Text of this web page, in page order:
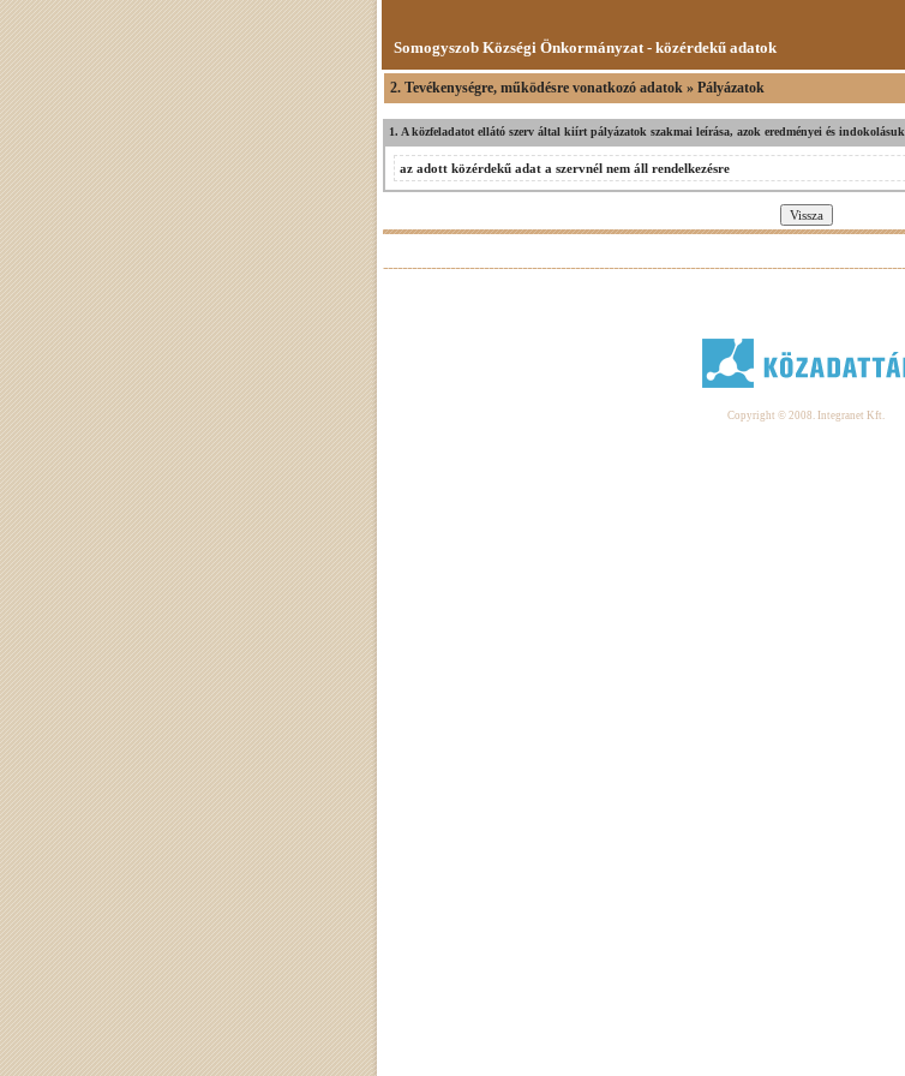
Somogyszob Községi Önkormányzat - közérdekű adatok
2. Tevékenységre, működésre vonatkozó adatok » Pályázatok
1. A közfeladatot ellátó szerv által kiírt pályázatok szakmai leírása, azok eredményei és indokolásuk
az adott közérdekű adat a szervnél nem áll rendelkezésre
Copyright © 2008. Integranet Kft.